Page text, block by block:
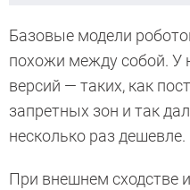
Базовые модели
похожи между собой. У
версий — таких, как
запретных зон и так
несколько раз дешевле.
При внешнем сходстве